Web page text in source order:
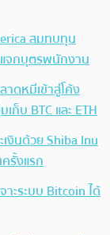
สมทบทุน
จกบุตรพนักงาน
ดหมีเข้าสู่โค้ง
ก็บ BTC และ ETH
งินด้วย Shiba Inu
รั้งแรก
ะระบบ Bitcoin ได้